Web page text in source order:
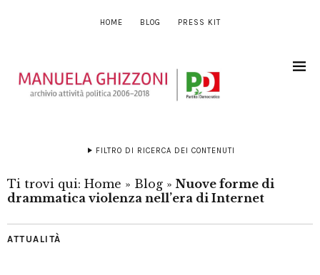
HOME BLOG PRESS KIT
FILTRO DI RICERCA DEI CONTENUTI
Ti trovi qui: Home » Blog » Nuove forme di
drammatica violenza nell’era di Internet
ATTUALITÀ